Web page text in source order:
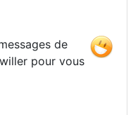
de
pour vous